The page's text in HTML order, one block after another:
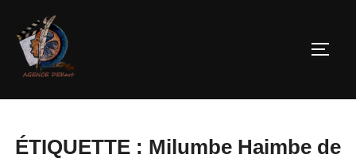
ÉTIQUETTE : Milumbe Haimbe de